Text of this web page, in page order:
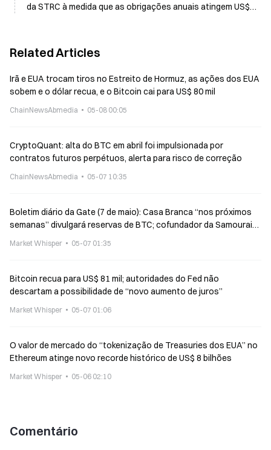
da STRC à medida que as obrigações anuais atingem US$
Related Articles
Irã e EUA trocam tiros no Estreito de Hormuz, as ações dos EUA
sobem e o dólar recua, e o Bitcoin cai para US$ 80 mil
ChainNewsAbmedia 05-08 00:05
CryptoQuant: alta do BTC em abril foi impulsionada por
contratos futuros perpétuos, alerta para risco de correção
ChainNewsAbmedia 05-07 10:35
Boletim diário da Gate (7 de maio): Casa Branca “nos próximos
semanas” divulgará reservas de BTC; cofundador da Samourai
Market Whisper 05-07 01:35
Bitcoin recua para US$ 81 mil; autoridades do Fed não
descartam a possibilidade de “novo aumento de juros”
Market Whisper 05-07 01:06
O valor de mercado do “tokenização de Treasuries dos EUA” no
Ethereum atinge novo recorde histórico de US$ 8 bilhões
Market Whisper 05-06 02:10
Comentário